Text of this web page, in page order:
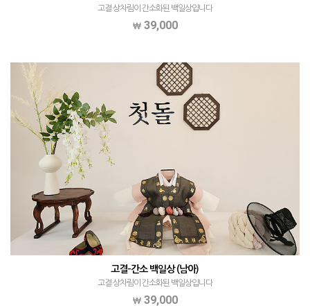
고결 상차림이 간소화된 백일상입니다
39,000
고결-간소 백일상 (남아)
고결 상차림이 간소화된 백일상입니다
39,000